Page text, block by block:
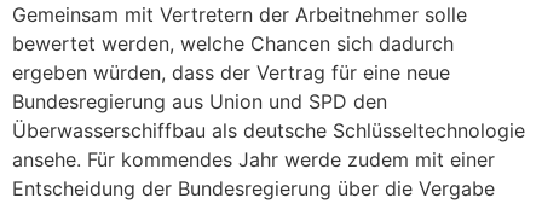
Gemeinsam mit Vertretern der Arbeitnehmer solle
bewertet werden, welche Chancen sich dadurch
ergeben würden, dass der Vertrag für eine neue
Bundesregierung aus Union und SPD den
Überwasserschiffbau als deutsche Schlüsseltechnologie
ansehe. Für kommendes Jahr werde zudem mit einer
Entscheidung der Bundesregierung über die Vergabe